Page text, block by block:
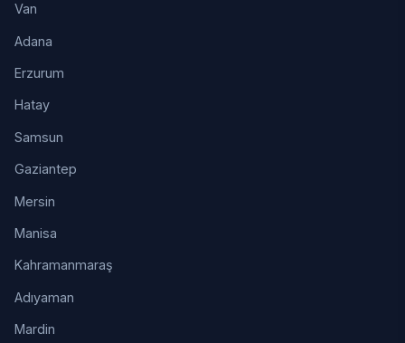
Van
Adana
Erzurum
Hatay
Samsun
Gaziantep
Mersin
Manisa
Kahramanmaraş
Adıyaman
Mardin